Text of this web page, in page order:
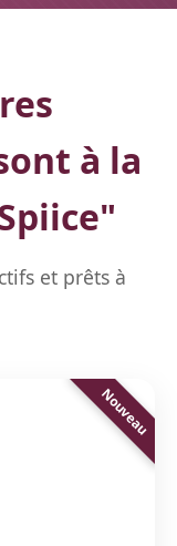
à la
"
et prêts à